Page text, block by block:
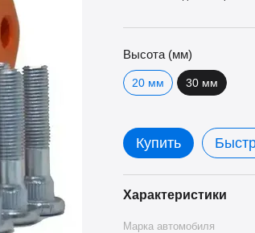
Высота (мм)
20 мм 30 мм
Купить
Характеристики
Марка автомобиля